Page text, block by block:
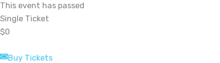
This event has passed
Single Ticket
$0
Buy Tickets